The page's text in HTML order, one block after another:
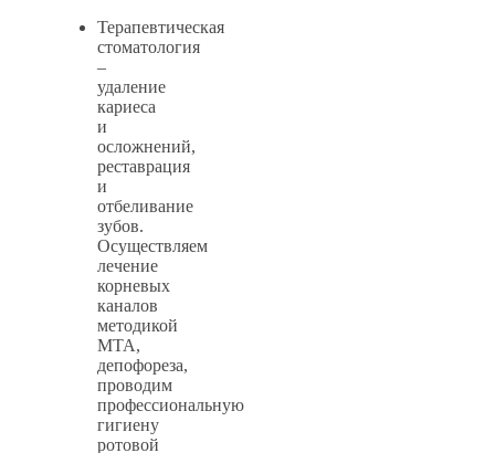
Терапевтическая
стоматология
–
удаление
кариеса
и
осложнений,
реставрация
и
отбеливание
зубов.
Осуществляем
лечение
корневых
каналов
методикой
МТА,
депофореза,
проводим
профессиональную
гигиену
ротовой